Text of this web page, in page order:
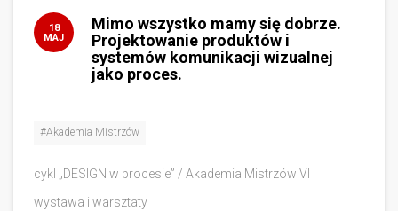
Mimo wszystko mamy się dobrze.
Projektowanie produktów i
systemów komunikacji wizualnej
jako proces.
18
MAJ
#Akademia Mistrzów
cykl „DESIGN w procesie” / Akademia Mistrzów VI
wystawa i warsztaty